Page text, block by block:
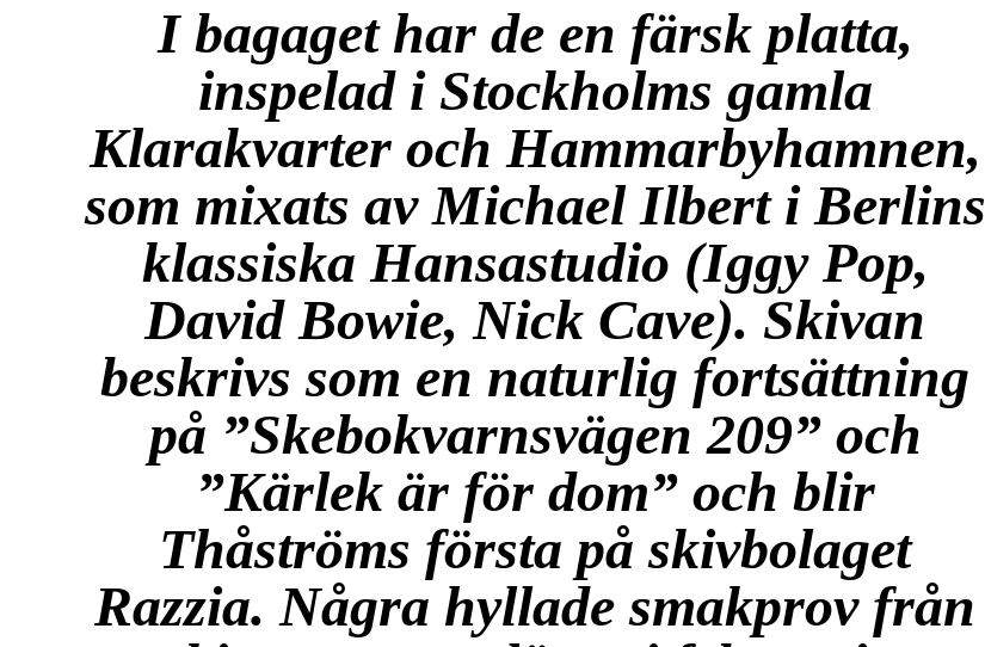
I bagaget har de en färsk platta,
inspelad i Stockholms gamla
Klarakvarter och Hammarbyhamnen,
som mixats av Michael Ilbert i Berlins
klassiska Hansastudio (Iggy Pop,
David Bowie, Nick Cave). Skivan
beskrivs som en naturlig fortsättning
på ”Skebokvarnsvägen 209” och
”Kärlek är för dom” och blir
Thåströms första på skivbolaget
Razzia. Några hyllade smakprov från